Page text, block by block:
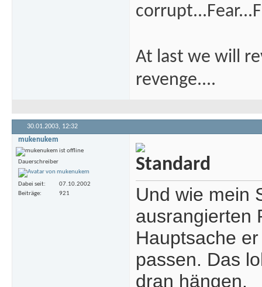
At last we will
revenge....
30.01.2003, 12:32
mukenukem
Dauerschreiber
Dabei seit
07.10.2002
Beiträge
921
Und wie mein
ausrangierten
Hauptsache
passen. Das
dran hängen.